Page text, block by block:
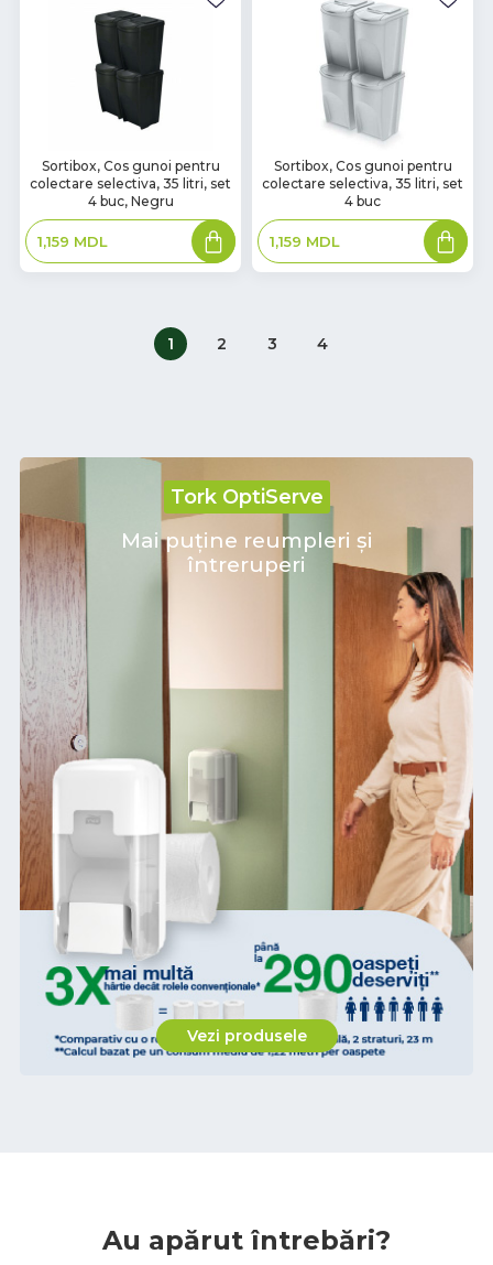
Tork OptiServe
Mai puține reumpleri și
întreruperi
Vezi produsele
наличии
Sortibox, Cos gunoi pentru
colectare selectiva, 35 litri, set
4 buc, Negru
1,159 MDL
Adaugă
în
coș
наличии
Sortibox, Cos gunoi pentru
colectare selectiva, 35 litri, set
4 buc
1,159 MDL
Adaugă
în
coș
1 2 3 4
Au apărut întrebări?